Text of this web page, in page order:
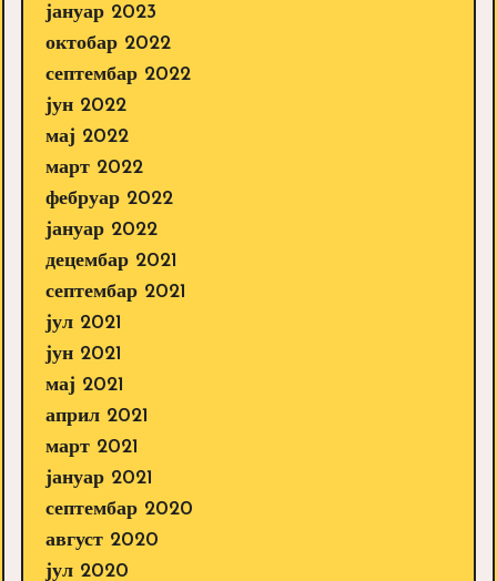
јануар 2023
октобар 2022
септембар 2022
јун 2022
мај 2022
март 2022
фебруар 2022
јануар 2022
децембар 2021
септембар 2021
јул 2021
јун 2021
мај 2021
април 2021
март 2021
јануар 2021
септембар 2020
август 2020
јул 2020